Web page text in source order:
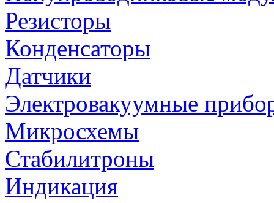
Резисторы
Конденсаторы
Датчики
Электровакуумные
Микросхемы
Стабилитроны
Индикация